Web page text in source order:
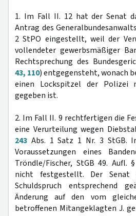
1. Im Fall II. 12 hat der Senat
Antrag des
2 StPO eingestellt, weil der
vollendeter gewerbsmäßiger
Rechtsprechung des
43, 110) entgegensteht, wonach
einen Lockspitzel der Polizei
gegeben ist.
2. Im Fall II. 9 rechtfertigen die
eine Verurteilung wegen
243 Abs. 1 Satz 1 Nr. 3 StGB.
Voraussetzungen eines
Tröndle/Fischer, StGB 49. Aufl.
nicht festgestellt. Der Senat
Schuldspruch entsprechend
Änderung auf den vom
betroffenen Mitangeklagten J.